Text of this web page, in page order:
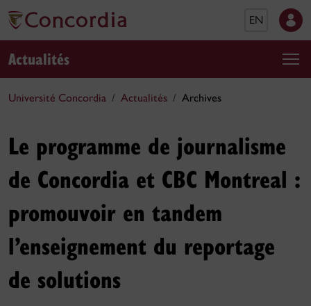
EN
Actualités
Université Concordia Actualités Archives
Le programme de journalisme
de Concordia et CBC Montreal :
promouvoir en tandem
l’enseignement du reportage
de solutions